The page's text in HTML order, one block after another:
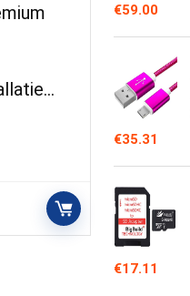
€59.00
€35.31
€17.11